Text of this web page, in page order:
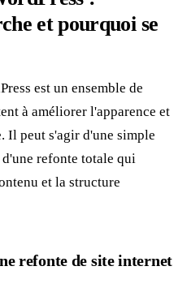
et pourquoi se
est un ensemble de
à améliorer l'apparence et
Il peut s'agir d'une simple
refonte totale qui
et la structure
refonte de site internet